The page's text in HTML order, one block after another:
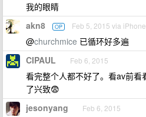
我的眼睛
akn8 OP Feb 5, 2015 via iPhone
@churchmice 已循环好多遍
CIPAUL Feb 6, 2015
看完整个人都不好了。看av前
了兴致😨
jesonyang Feb 6, 2015